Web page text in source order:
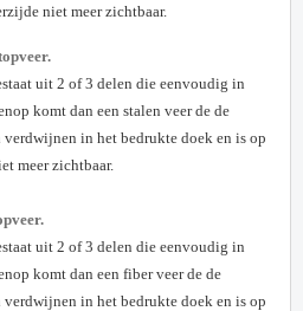
niet meer zichtbaar.
uit 2 of 3 delen die eenvoudig in
komt dan een stalen veer de de
in het bedrukte doek en is op
meer zichtbaar.
uit 2 of 3 delen die eenvoudig in
komt dan een fiber veer de de
in het bedrukte doek en is op